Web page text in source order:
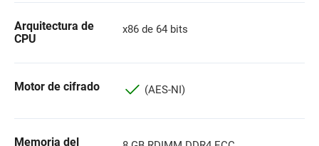
Arquitectura de
CPU
x86 de 64 bits
Motor de cifrado (AES-NI)
Memoria del